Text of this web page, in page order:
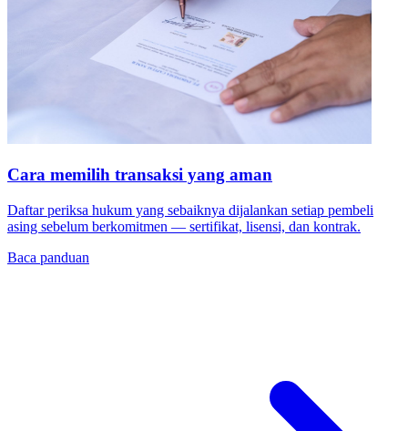
Cara memilih transaksi yang aman
Daftar periksa hukum yang sebaiknya dijalankan setiap pembeli
asing sebelum berkomitmen — sertifikat, lisensi, dan kontrak.
Baca panduan